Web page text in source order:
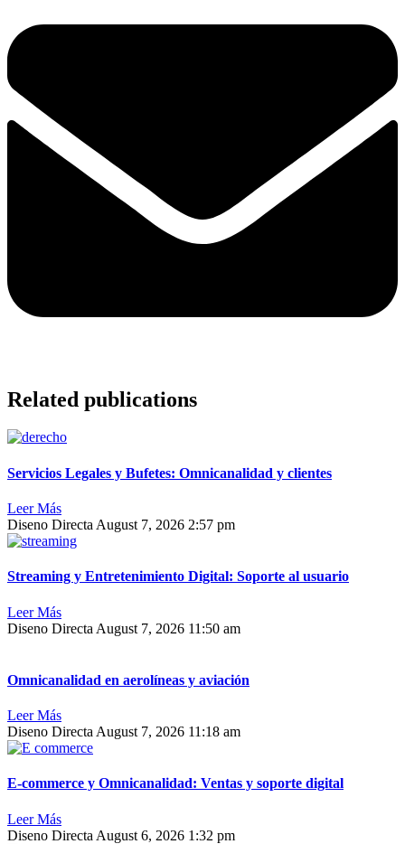
Related publications
Servicios Legales y Bufetes: Omnicanalidad y clientes
Leer Más
Diseno Directa August 7, 2026 2:57 pm
Streaming y Entretenimiento Digital: Soporte al usuario
Leer Más
Diseno Directa August 7, 2026 11:50 am
Omnicanalidad en aerolíneas y aviación
Leer Más
Diseno Directa August 7, 2026 11:18 am
E-commerce y Omnicanalidad: Ventas y soporte digital
Leer Más
Diseno Directa August 6, 2026 1:32 pm